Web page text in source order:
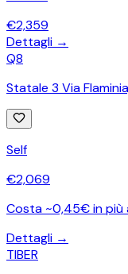
€2,359
Dettagli →
Q8
Statale 3 Via
Self
€2,069
Costa ~0,45€ in più
Dettagli →
TIBER